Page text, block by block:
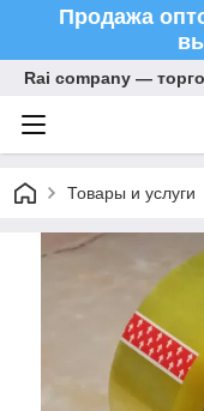
Продажа
Rai company —
Товары и услуги